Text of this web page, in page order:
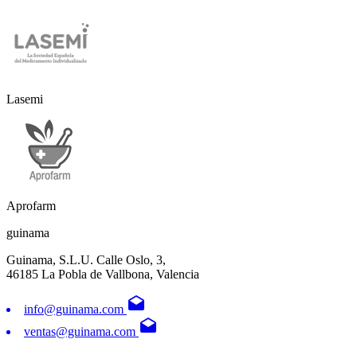
Lasemi
Aprofarm
guinama
Guinama, S.L.U. Calle Oslo, 3,
46185 La Pobla de Vallbona, Valencia
info@guinama.com drafts
ventas@guinama.com drafts